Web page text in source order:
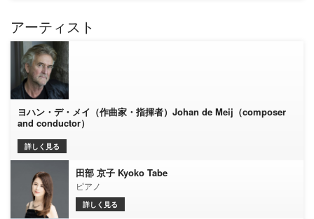
アーティスト
ヨハン・デ・メイ（作曲家・指揮者）Johan de Meij（composer
and conductor）
詳しく見る
田部 京子 Kyoko Tabe
ピアノ
詳しく見る